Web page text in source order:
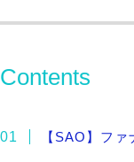
Contents
【SAO】フ